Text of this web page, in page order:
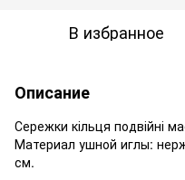
В избранное
Описание
Сережки кільця подвійні
Материал ушной иглы:
см.